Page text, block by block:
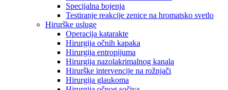
Specijalna bojenja
Testiranje reakcije zenice na hromatsko svetlo
Hirurške usluge
Operacija katarakte
Hirurgija očnih kapaka
Hirurgija entropijuma
Hirurgija nazolakrimalnog kanala
Hirurške intervencije na rožnjači
Hirurgija glaukoma